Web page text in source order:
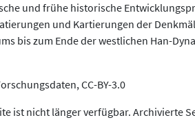
und frühe historische
und Kartierungen der
bis zum Ende der westlichen Han-
CC-BY-3.0
ist nicht länger verfügbar. Archivierte